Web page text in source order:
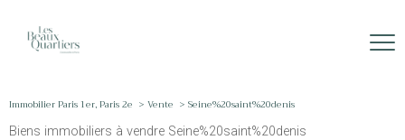
Immobilier Paris 1er, Paris 2e Vente
Seine%20saint%20denis
Biens immobiliers à vendre Seine%20saint%20denis